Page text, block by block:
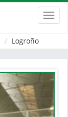
Logroño